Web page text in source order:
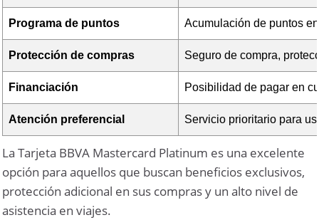
Programa de puntos Acumulación de puntos
Protección de compras Seguro de compra,
Financiación Posibilidad de pagar en
Atención preferencial Servicio prioritario para
La Tarjeta BBVA Mastercard Platinum es una excelente
opción para aquellos que buscan beneficios exclusivos,
protección adicional en sus compras y un alto nivel de
asistencia en viajes.